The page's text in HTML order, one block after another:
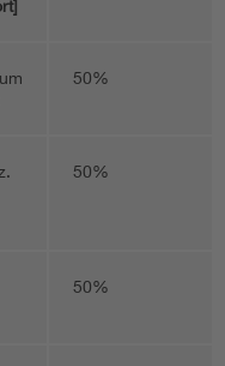
50%
50%
50%